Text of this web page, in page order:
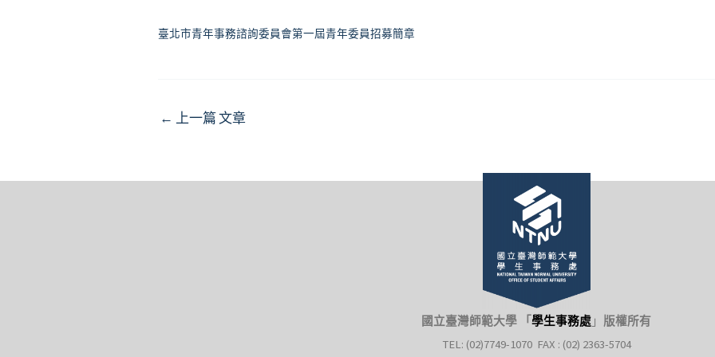
臺北市青年事務諮詢委員會第一屆青年委員招募簡章
Post
← 上一篇 文章
國立臺灣師範大學 「 學生事務處 」 版權所有
TEL: (02)7749-1070 FAX : (02) 2363-5704